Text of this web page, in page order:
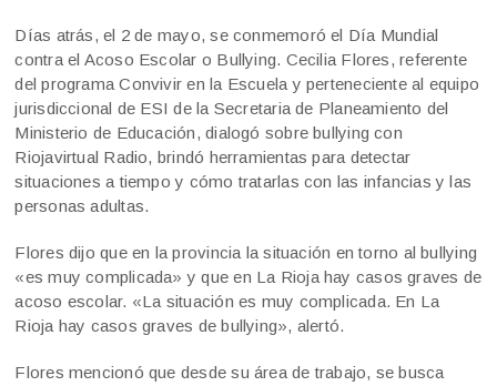
Días atrás, el 2 de mayo, se conmemoró el Día Mundial
contra el Acoso Escolar o Bullying. Cecilia Flores, referente
del programa Convivir en la Escuela y perteneciente al equipo
jurisdiccional de ESI de la Secretaria de Planeamiento del
Ministerio de Educación, dialogó sobre bullying con
Riojavirtual Radio, brindó herramientas para detectar
situaciones a tiempo y cómo tratarlas con las infancias y las
personas adultas.
Flores dijo que en la provincia la situación en torno al bullying
«es muy complicada» y que en La Rioja hay casos graves de
acoso escolar. «La situación es muy complicada. En La
Rioja hay casos graves de bullying», alertó.
Flores mencionó que desde su área de trabajo, se busca